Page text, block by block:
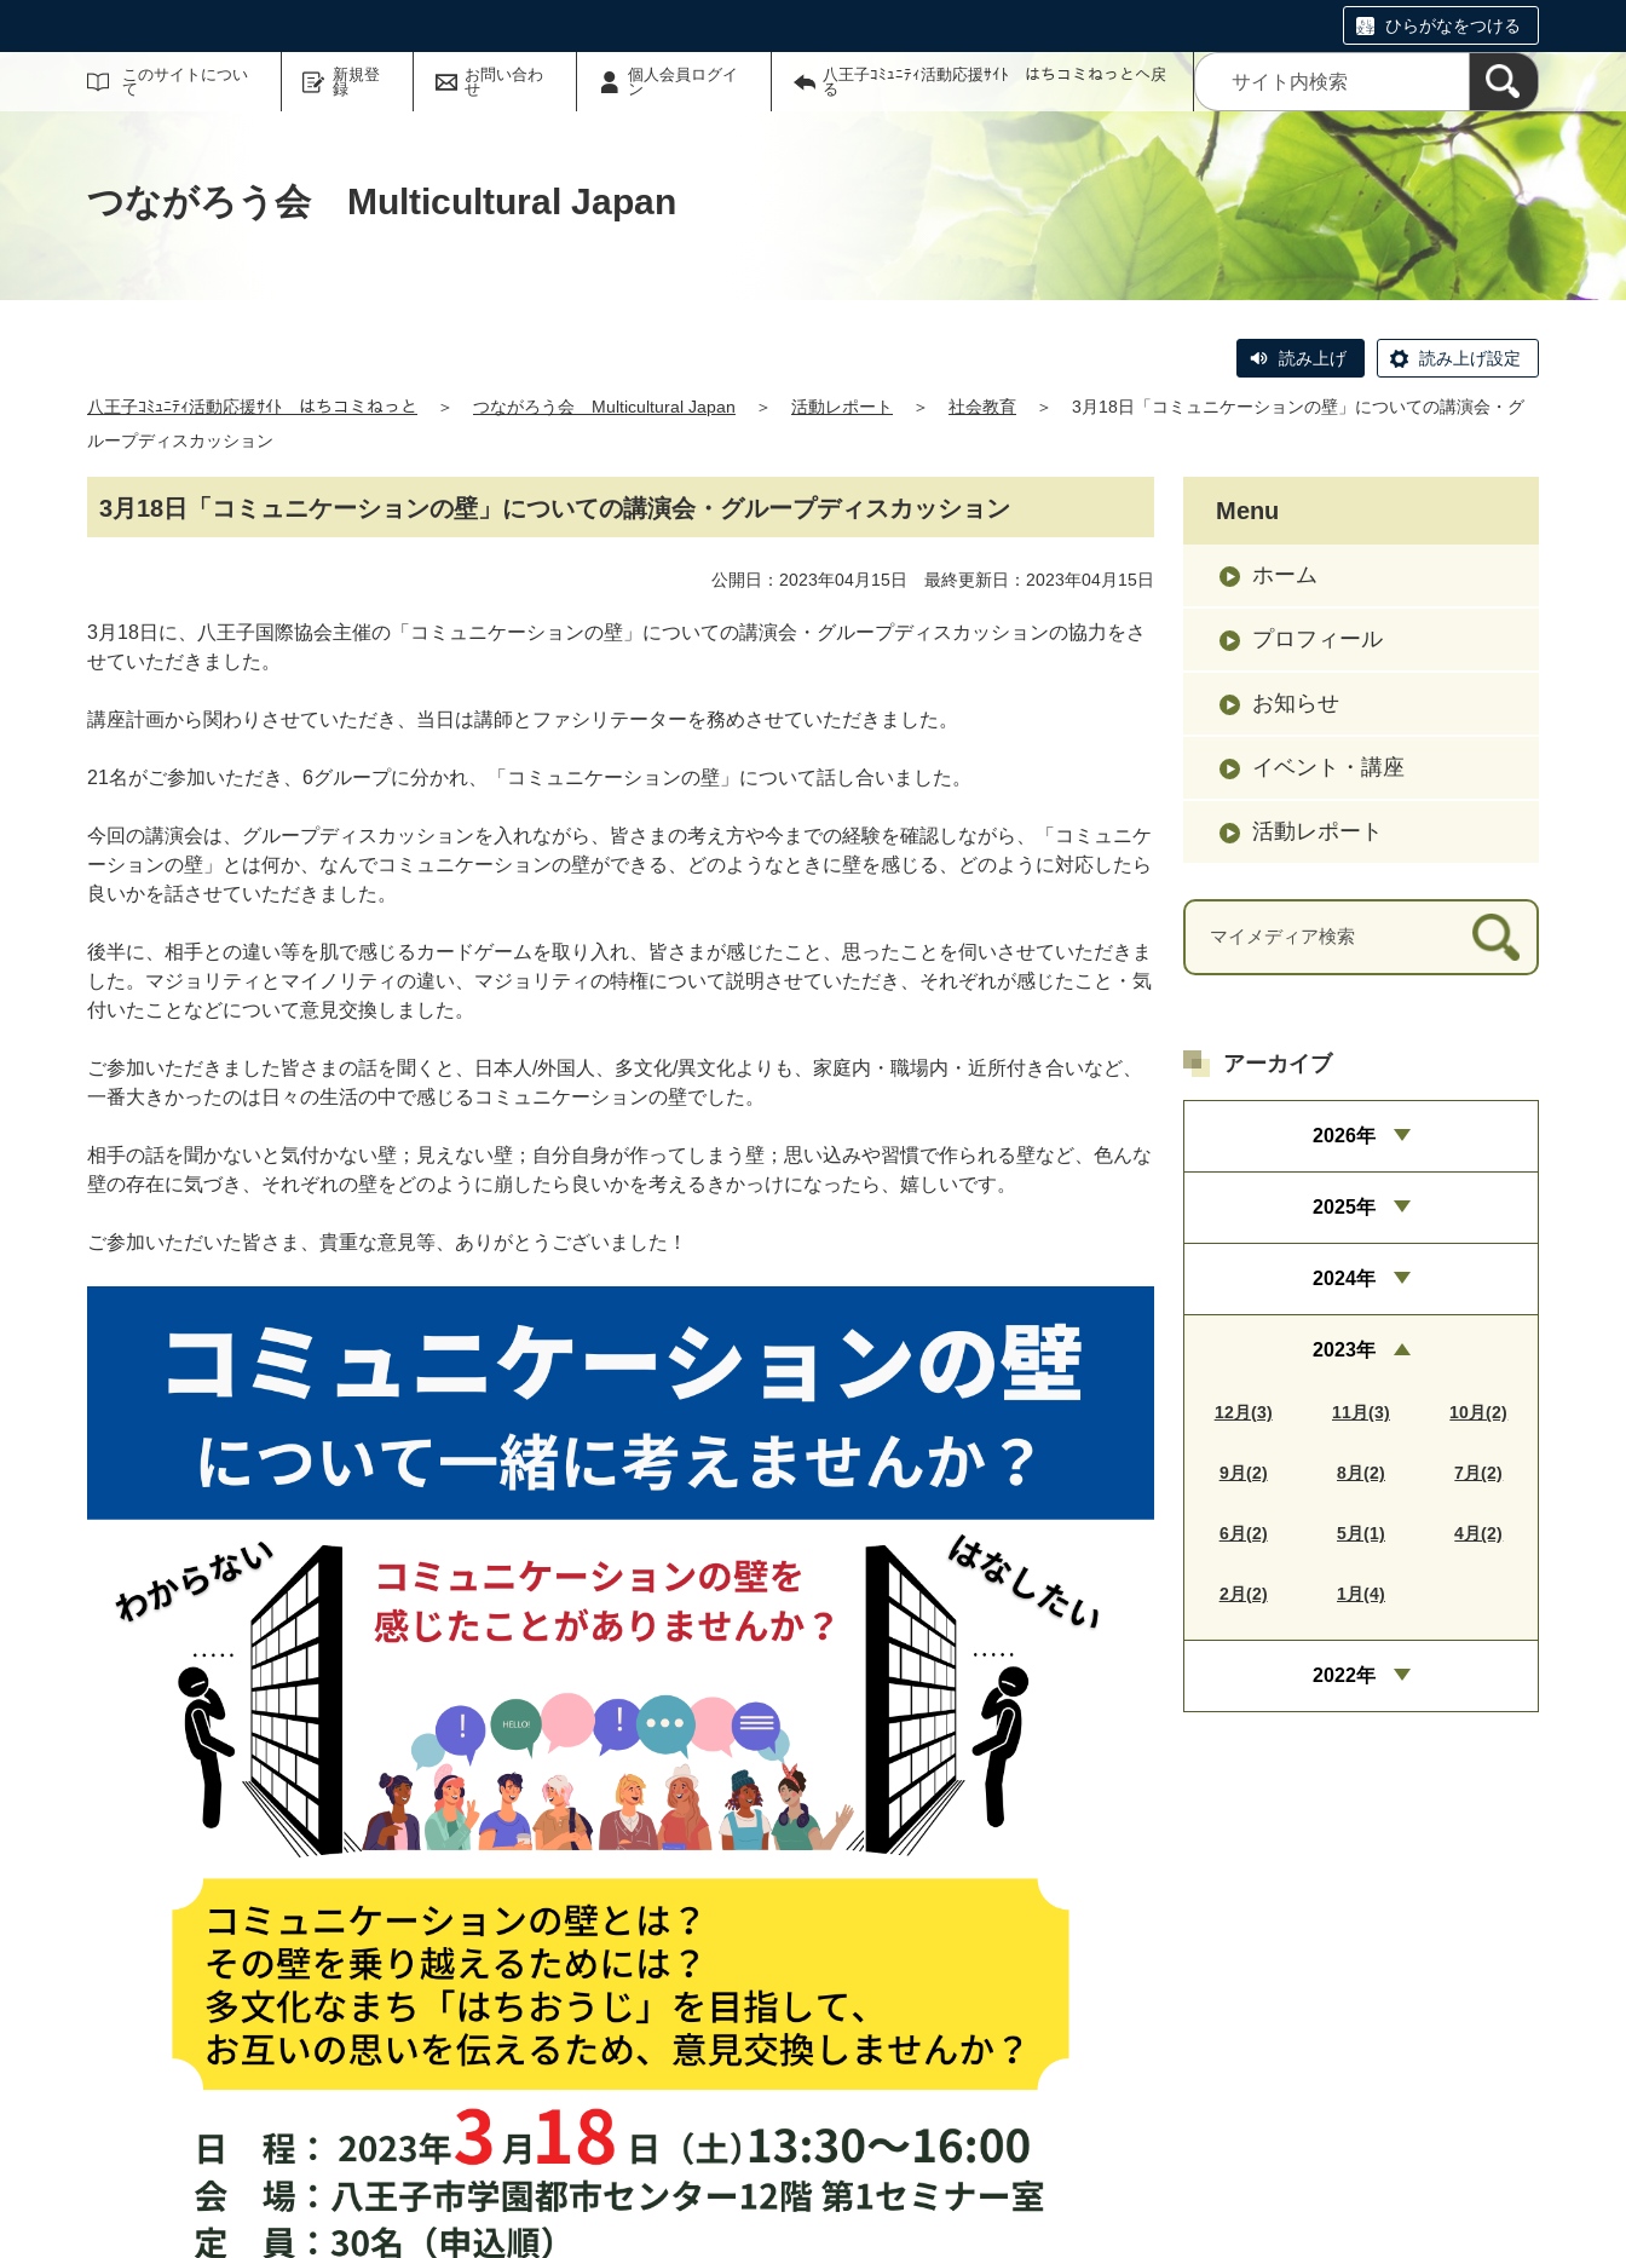
ひらがなをつける
このサイトについ
て
新規登
録
お問い合わ
せ
個人会員ログイ
ン
八王子ｺﾐｭﾆﾃｨ活動応援ｻｲﾄ はちコミねっとへ戻
る
サイト内検索
つながろう会 Multicultural Japan
読み上げ 読み上げ設定
八王子ｺﾐｭﾆﾃｨ活動応援ｻｲﾄ はちコミねっと ＞ つながろう会 Multicultural Japan ＞ 活動レポート ＞ 社会教育 ＞
3月18日「コミュニケーションの壁」についての講演会・グ
ループディスカッション
3月18日「コミュニケーションの壁」についての講演会・グループディスカッション
公開日：2023年04月15日 最終更新日：2023年04月15日
3月18日に、八王子国際協会主催の「コミュニケーションの壁」についての講演会・グループディスカッションの協力をさ
せていただきました。
講座計画から関わりさせていただき、当日は講師とファシリテーターを務めさせていただきました。
21名がご参加いただき、6グループに分かれ、「コミュニケーションの壁」について話し合いました。
今回の講演会は、グループディスカッションを入れながら、皆さまの考え方や今までの経験を確認しながら、「コミュニケ
ーションの壁」とは何か、なんでコミュニケーションの壁ができる、どのようなときに壁を感じる、どのように対応したら
良いかを話させていただきました。
後半に、相手との違い等を肌で感じるカードゲームを取り入れ、皆さまが感じたこと、思ったことを伺いさせていただきま
した。マジョリティとマイノリティの違い、マジョリティの特権について説明させていただき、それぞれが感じたこと・気
付いたことなどについて意見交換しました。
ご参加いただきました皆さまの話を聞くと、日本人/外国人、多文化/異文化よりも、家庭内・職場内・近所付き合いなど、
一番大きかったのは日々の生活の中で感じるコミュニケーションの壁でした。
相手の話を聞かないと気付かない壁；見えない壁；自分自身が作ってしまう壁；思い込みや習慣で作られる壁など、色んな
壁の存在に気づき、それぞれの壁をどのように崩したら良いかを考えるきかっけになったら、嬉しいです。
ご参加いただいた皆さま、貴重な意見等、ありがとうございました！
Menu
ホーム
プロフィール
お知らせ
イベント・講座
活動レポート
アーカイブ
2026年
2025年
2024年
2023年
12月(3) 11月(3) 10月(2)
9月(2) 8月(2) 7月(2)
6月(2) 5月(1) 4月(2)
2月(2) 1月(4)
2022年